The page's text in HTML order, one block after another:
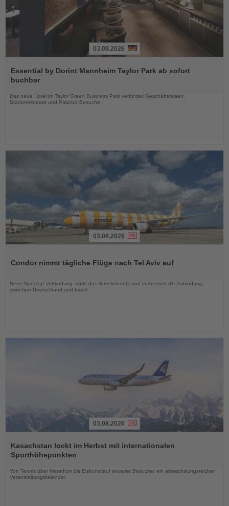
Sie
die
03.08.2026
Essential by Dorint Mannheim Taylor Park ab sofort
buchbar
Das neue Hotel im Taylor Green Business Park verbindet Geschäftsreisen,
Stadterlebnisse und Palazzo-Besuche
die
03.08.2026
Condor nimmt tägliche Flüge nach Tel Aviv auf
Neue Nonstop-Verbindung stärkt das Streckennetz und verbessert die Anbindung
zwischen Deutschland und Israel
Sie
die
Nachrichten
03.08.2026
Kasachstan lockt im Herbst mit internationalen
Sporthöhepunkten
Von Tennis über Marathon bis Eiskunstlauf erwartet Besucher ein abwechslungsreicher
Veranstaltungskalender